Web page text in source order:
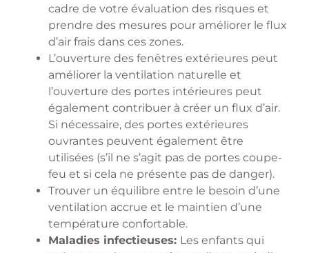
cadre de votre évaluation des risques et
prendre des mesures pour améliorer le flux
d’air frais dans ces zones.
L’ouverture des fenêtres extérieures peut
améliorer la ventilation naturelle et
l’ouverture des portes intérieures peut
également contribuer à créer un flux d’air.
Si nécessaire, des portes extérieures
ouvrantes peuvent également être
utilisées (s’il ne s’agit pas de portes coupe-
feu et si cela ne présente pas de danger).
Trouver un équilibre entre le besoin d’une
ventilation accrue et le maintien d’une
température confortable.
Maladies infectieuses: Les enfants qui